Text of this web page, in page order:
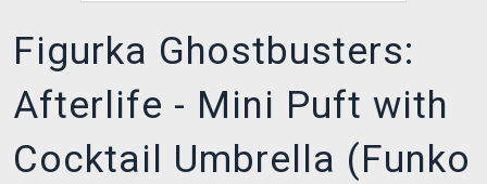
Figurka Ghostbusters:
Afterlife - Mini Puft with
Cocktail Umbrella (Funko